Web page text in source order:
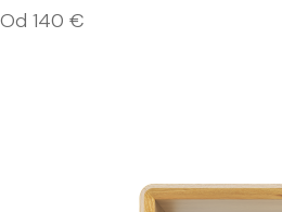
Od 140 €